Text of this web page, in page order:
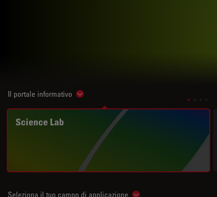
Il portale informativo Show subnavigation
Science Lab
Seleziona il tuo campo di applicazione